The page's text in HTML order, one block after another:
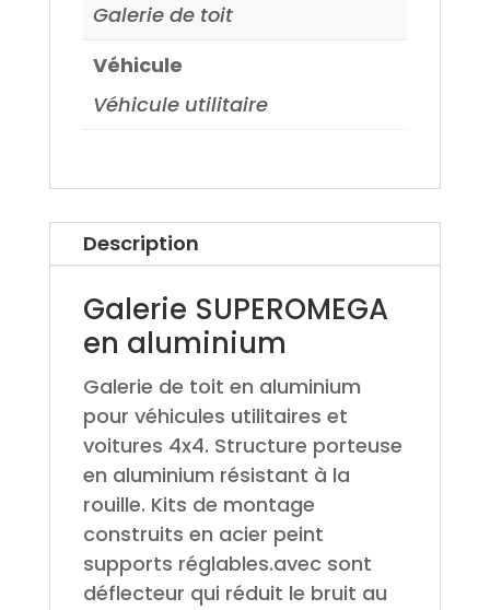
Galerie de toit
Véhicule
Véhicule utilitaire
Description
Galerie SUPEROMEGA
en aluminium
Galerie de toit en aluminium
pour véhicules utilitaires et
voitures 4x4. Structure porteuse
en aluminium résistant à la
rouille. Kits de montage
construits en acier peint
supports réglables.avec sont
déflecteur qui réduit le bruit au